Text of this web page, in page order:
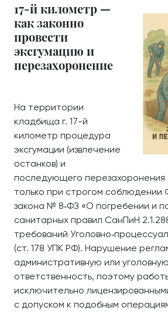
17-й километр —
как законно
провести
эксгумацию и
перезахоронение
На территории
кладбища г. 17-й
километр процедура
эксгумации (извлечение
останков) и
последующего перезахоронения
только при строгом соблюдении
закона № 8‑ФЗ «О погребении и
санитарных правил СанПиН
требований
(ст. 178 УПК РФ). Нарушение
административную или уголовную
ответственность, поэтому
исключительно
с допуском к подобным